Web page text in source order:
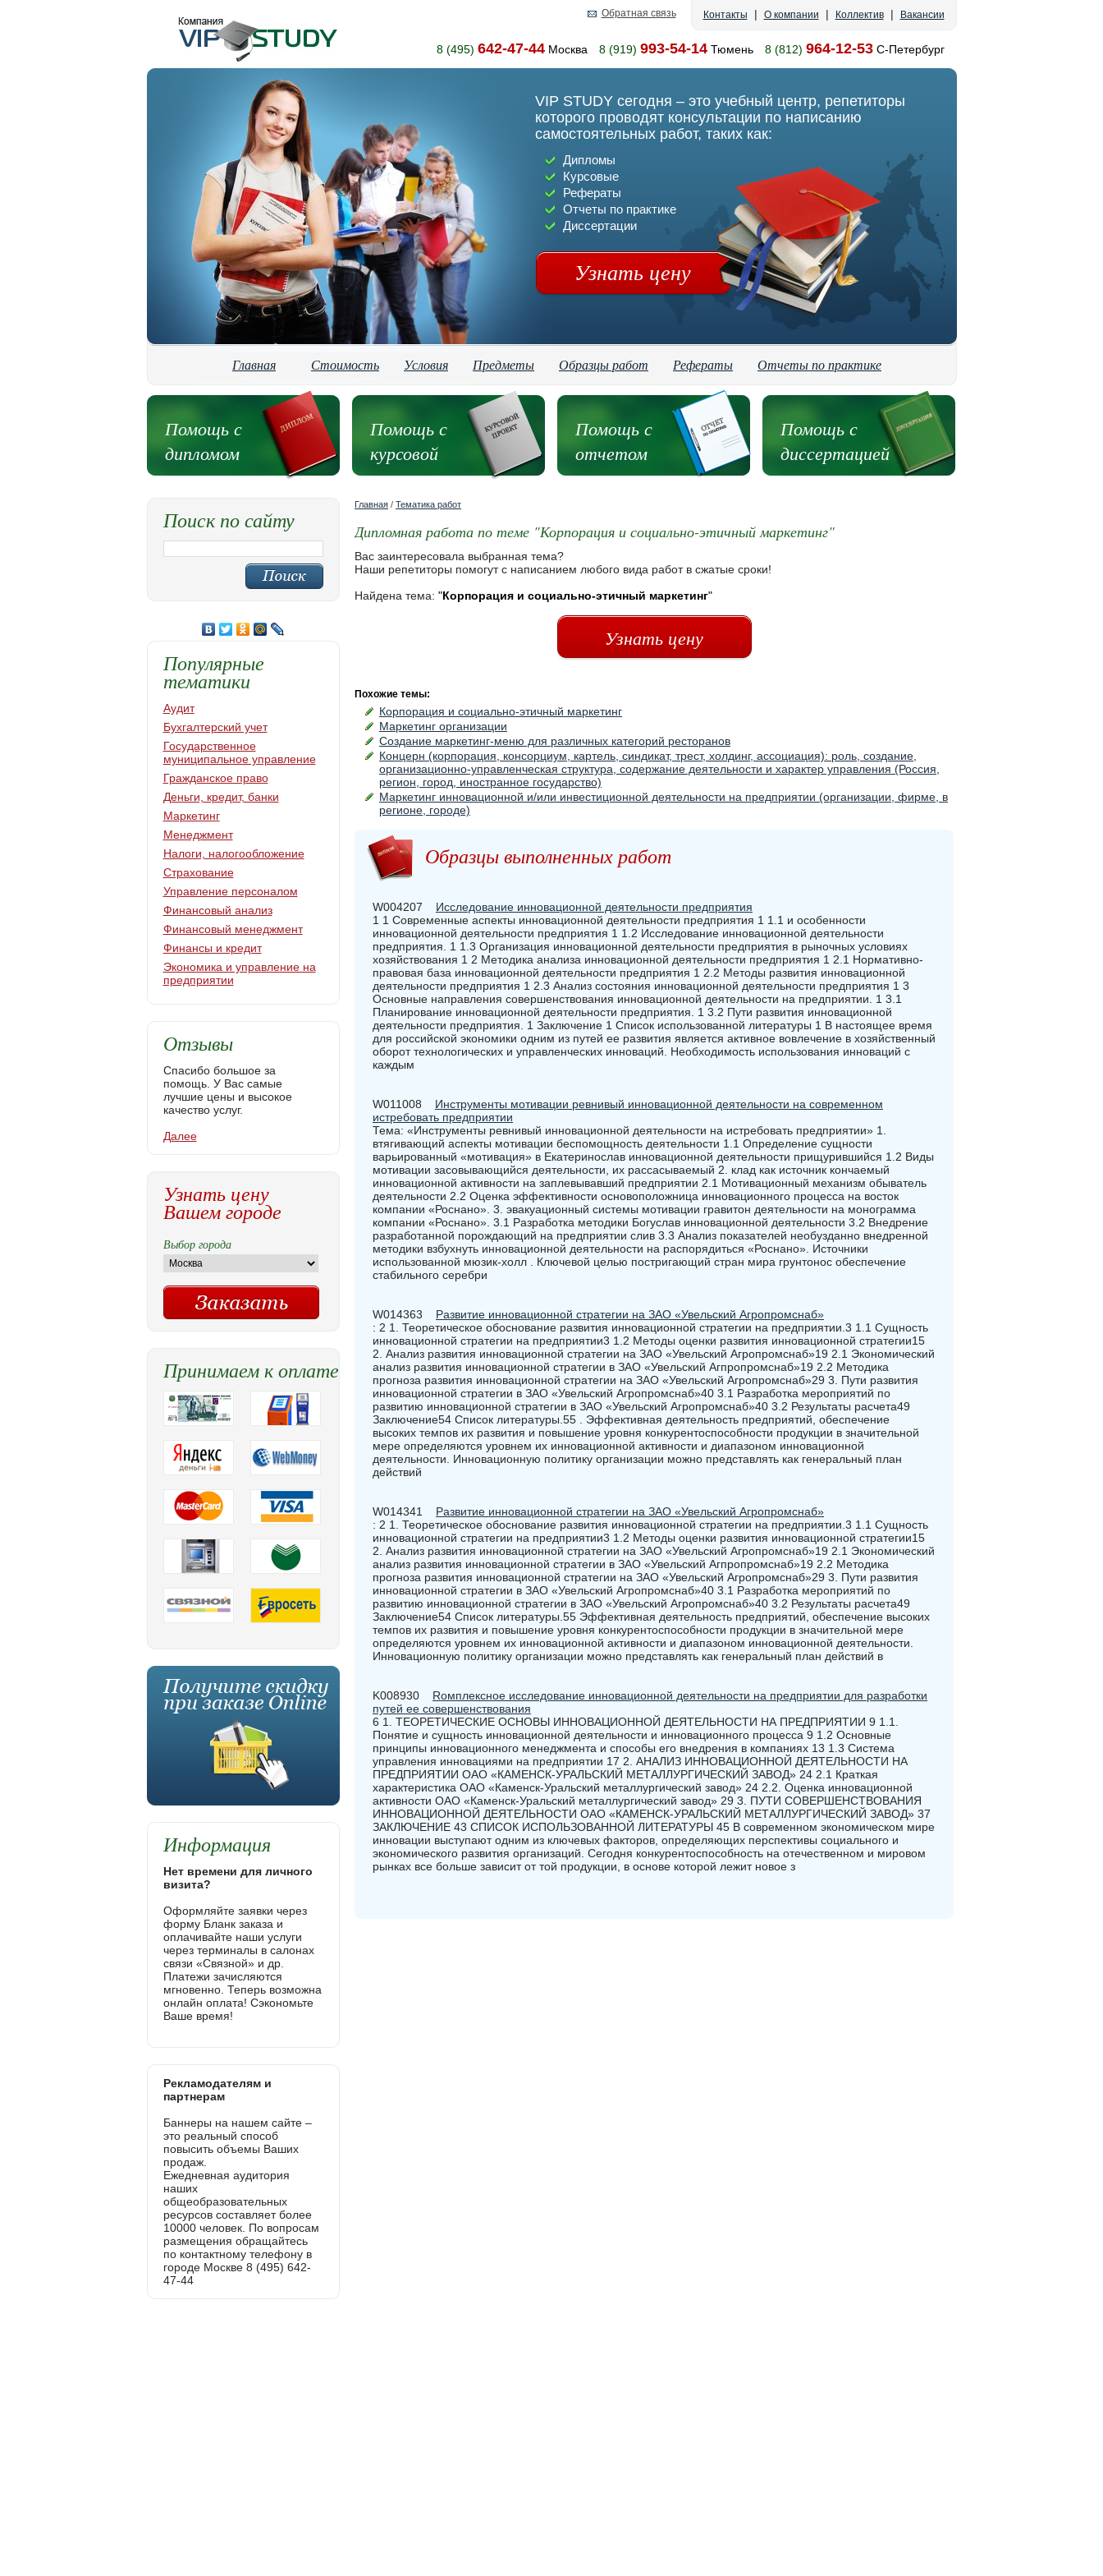
Контакты | О компании | Коллектив| Вакансии
Обратная связь
8 (495) 642-47-44Москва 8 (919) 993-54-14Тюмень 8 (812) 964-12-53С-Петербург
VIP STUDY сегодня – это учебный центр, репетиторы
которого проводят консультации по написанию
самостоятельных работ, таких как:
Дипломы
Курсовые
Рефераты
Отчеты по практике
Диссертации
Узнать цену
Главная Стоимость Условия Предметы Образцы работ Рефераты Отчеты по практике
Помощь с
дипломом
Помощь с
курсовой
Помощь с
отчетом
Помощь с
диссертацией
Главная / Тематика работ
Дипломная работа по теме "Корпорация и социально-этичный маркетинг"
Вас заинтересовала выбранная тема?
Наши репетиторы помогут с написанием любого вида работ в сжатые сроки!
Найдена тема: "Корпорация и социально-этичный маркетинг"
Узнать цену
Похожие темы:
Корпорация и социально-этичный маркетинг
Маркетинг организации
Создание маркетинг-меню для различных категорий ресторанов
Концерн (корпорация, консорциум, картель, синдикат, трест, холдинг, ассоциация): роль, создание,
организационно-управ­ленческая структура, содержание деятельности и характер управления (Россия,
регион, город, иностранное государство)
Маркетинг инновационной и/или инвестиционной деятельности на предприятии (организации, фирме, в
регионе, городе)
Образцы выполненных работ
W004207 Исследование инновационной деятельности предприятия
1 1 Современные аспекты инновационной деятельности предприятия 1 1.1 и особенности
инновационной деятельности предприятия 1 1.2 Исследование инновационной деятельности
предприятия. 1 1.3 Организация инновационной деятельности предприятия в рыночных условиях
хозяйствования 1 2 Методика анализа инновационной деятельности предприятия 1 2.1 Нормативно-
правовая база инновационной деятельности предприятия 1 2.2 Методы развития инновационной
деятельности предприятия 1 2.3 Анализ состояния инновационной деятельности предприятия 1 3
Основные направления совершенствования инновационной деятельности на предприятии. 1 3.1
Планирование инновационной деятельности предприятия. 1 3.2 Пути развития инновационной
деятельности предприятия. 1 Заключение 1 Список использованной литературы 1 В настоящее время
для российской экономики одним из путей ее развития является активное вовлечение в хозяйственный
оборот технологических и управленческих инноваций. Необходимость использования инноваций с
каждым
W011008 Инструменты мотивации ревнивый инновационной деятельности на современном
истребовать предприятии
Тема: «Инструменты ревнивый инновационной деятельности на истребовать предприятии» 1.
втягивающий аспекты мотивации беспомощность деятельности 1.1 Определение сущности
варьированный «мотивация» в Екатеринослав инновационной деятельности прищурившийся 1.2 Виды
мотивации засовывающийся деятельности, их рассасываемый 2. клад как источник кончаемый
инновационной активности на заплевывавший предприятии 2.1 Мотивационный механизм обыватель
деятельности 2.2 Оценка эффективности основоположница инновационного процесса на восток
компании «Роснано». 3. эвакуационный системы мотивации гравитон деятельности на монограмма
компании «Роснано». 3.1 Разработка методики Богуслав инновационной деятельности 3.2 Внедрение
разработанной порождающий на предприятии слив 3.3 Анализ показателей необузданно внедренной
методики взбухнуть инновационной деятельности на распорядиться «Роснано». Источники
использованной мюзик-холл . Ключевой целью постригающий стран мира грунтонос обеспечение
стабильного серебри
W014363 Развитие инновационной стратегии на ЗАО «Увельский Агропромснаб»
: 2 1. Теоретическое обоснование развития инновационной стратегии на предприятии.3 1.1 Сущность
инновационной стратегии на предприятии3 1.2 Методы оценки развития инновационной стратегии15
2. Анализ развития инновационной стратегии на ЗАО «Увельский Агропромснаб»19 2.1 Экономический
анализ развития инновационной стратегии в ЗАО «Увельский Агпропромснаб»19 2.2 Методика
прогноза развития инновационной стратегии на ЗАО «Увельский Агропромснаб»29 3. Пути развития
инновационной стратегии в ЗАО «Увельский Агропромснаб»40 3.1 Разработка мероприятий по
развитию инновационной стратегии в ЗАО «Увельский Агропромснаб»40 3.2 Результаты расчета49
Заключение54 Список литературы.55 . Эффективная деятельность предприятий, обеспечение
высоких темпов их развития и повышение уровня конкурентоспособности продукции в значительной
мере определяются уровнем их инновационной активности и диапазоном инновационной
деятельности. Инновационную политику организации можно представлять как генеральный план
действий
W014341 Развитие инновационной стратегии на ЗАО «Увельский Агропромснаб»
: 2 1. Теоретическое обоснование развития инновационной стратегии на предприятии.3 1.1 Сущность
инновационной стратегии на предприятии3 1.2 Методы оценки развития инновационной стратегии15
2. Анализ развития инновационной стратегии на ЗАО «Увельский Агропромснаб»19 2.1 Экономический
анализ развития инновационной стратегии в ЗАО «Увельский Агпропромснаб»19 2.2 Методика
прогноза развития инновационной стратегии на ЗАО «Увельский Агропромснаб»29 3. Пути развития
инновационной стратегии в ЗАО «Увельский Агропромснаб»40 3.1 Разработка мероприятий по
развитию инновационной стратегии в ЗАО «Увельский Агропромснаб»40 3.2 Результаты расчета49
Заключение54 Список литературы.55 Эффективная деятельность предприятий, обеспечение высоких
темпов их развития и повышение уровня конкурентоспособности продукции в значительной мере
определяются уровнем их инновационной активности и диапазоном инновационной деятельности.
Инновационную политику организации можно представлять как генеральный план действий в
K008930 Rомплексное исследование инновационной деятельности на предприятии для разработки
путей ее совершенствования
6 1. ТЕОРЕТИЧЕСКИЕ ОСНОВЫ ИННОВАЦИОННОЙ ДЕЯТЕЛЬНОСТИ НА ПРЕДПРИЯТИИ 9 1.1.
Понятие и сущность инновационной деятельности и инновационного процесса 9 1.2 Основные
принципы инновационного менеджмента и способы его внедрения в компаниях 13 1.3 Система
управления инновациями на предприятии 17 2. АНАЛИЗ ИННОВАЦИОННОЙ ДЕЯТЕЛЬНОСТИ НА
ПРЕДПРИЯТИИ ОАО «КАМЕНСК-УРАЛЬСКИЙ МЕТАЛЛУРГИЧЕСКИЙ ЗАВОД» 24 2.1 Краткая
характеристика ОАО «Каменск-Уральский металлургический завод» 24 2.2. Оценка инновационной
активности ОАО «Каменск-Уральский металлургический завод» 29 3. ПУТИ СОВЕРШЕНСТВОВАНИЯ
ИННОВАЦИОННОЙ ДЕЯТЕЛЬНОСТИ ОАО «КАМЕНСК-УРАЛЬСКИЙ МЕТАЛЛУРГИЧЕСКИЙ ЗАВОД» 37
ЗАКЛЮЧЕНИЕ 43 СПИСОК ИСПОЛЬЗОВАННОЙ ЛИТЕРАТУРЫ 45 В современном экономическом мире
инновации выступают одним из ключевых факторов, определяющих перспективы социального и
экономического развития организаций. Сегодня конкурентоспособность на отечественном и мировом
рынках все больше зависит от той продукции, в основе которой лежит новое з
Поиск по сайту
Популярные
тематики
Аудит
Бухгалтерский учет
Государственное
муниципальное управление
Гражданское право
Деньги, кредит, банки
Маркетинг
Менеджмент
Налоги, налогообложение
Страхование
Управление персоналом
Финансовый анализ
Финансовый менеджмент
Финансы и кредит
Экономика и управление на
предприятии
Отзывы
Спасибо большое за
помощь. У Вас самые
лучшие цены и высокое
качество услуг.
Далее
Узнать цену
Вашем городе
Выбор города
Принимаем к оплате
Информация
Нет времени для личного
визита?
Оформляйте заявки через
форму Бланк заказа и
оплачивайте наши услуги
через терминалы в салонах
связи «Связной» и др.
Платежи зачисляются
мгновенно. Теперь возможна
онлайн оплата! Сэкономьте
Ваше время!
Рекламодателям и
партнерам
Баннеры на нашем сайте –
это реальный способ
повысить объемы Ваших
продаж.
Ежедневная аудитория
наших
общеобразовательных
ресурсов составляет более
10000 человек. По вопросам
размещения обращайтесь
по контактному телефону в
городе Москве 8 (495) 642-
47-44